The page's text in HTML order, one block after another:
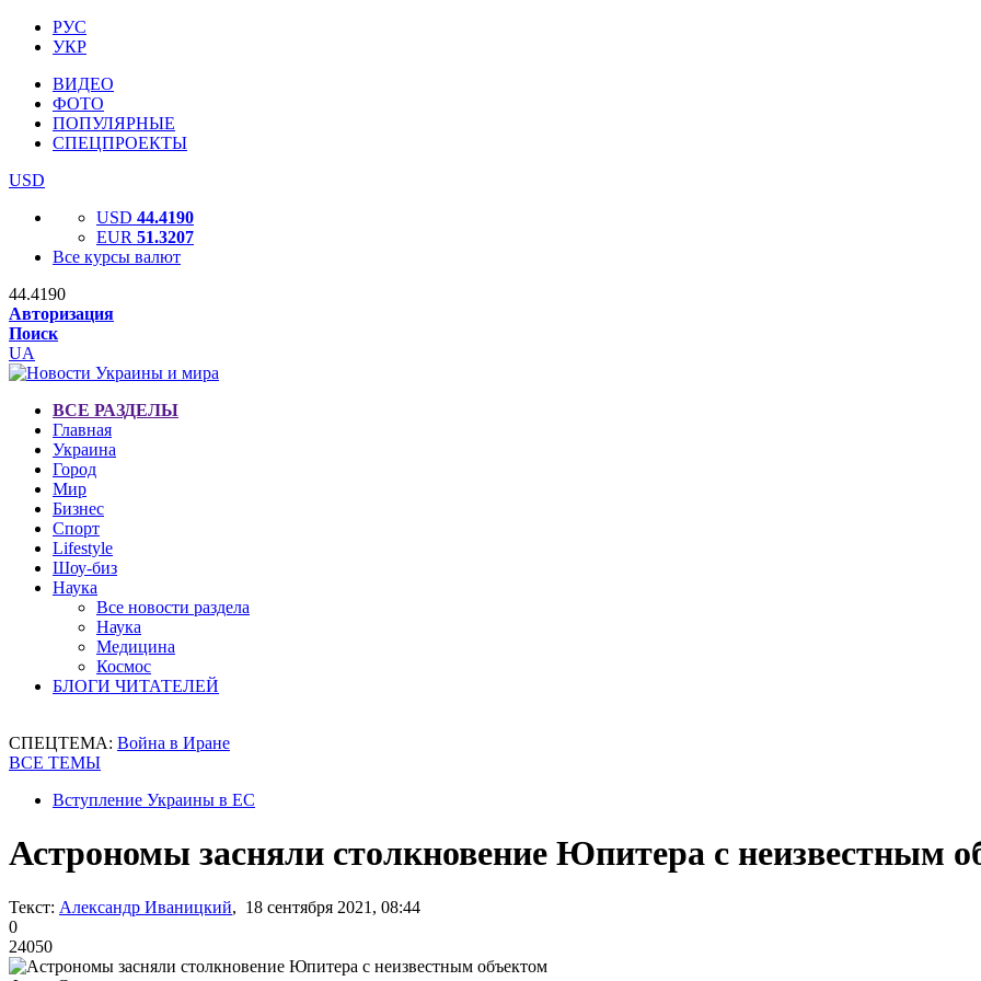
РУС
УКР
ВИДЕО
ФОТО
ПОПУЛЯРНЫЕ
СПЕЦПРОЕКТЫ
USD
USD 44.4190
EUR 51.3207
Все курсы валют
44.4190
Авторизация
Поиск
UA
ВСЕ РАЗДЕЛЫ
Главная
Украина
Город
Мир
Бизнес
Спорт
Lifestyle
Шоу-биз
Наука
Все новости раздела
Наука
Медицина
Космос
БЛОГИ ЧИТАТЕЛЕЙ
СПЕЦТЕМА: Война в Иране
ВСЕ ТЕМЫ
Вступление Украины в ЕС
Астрономы засняли столкновение Юпитера с неизвестным
Текст: Александр Иваницкий, 18 сентября 2021, 08:44
0
24050